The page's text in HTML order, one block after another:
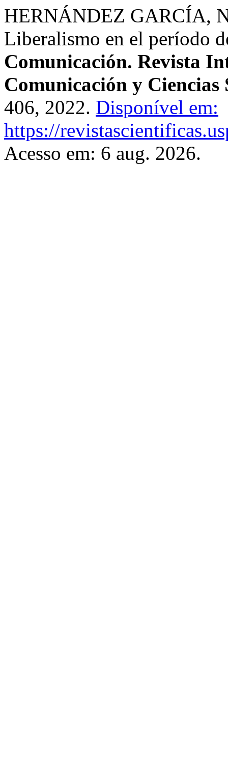
HERNÁNDEZ GARCÍA,
Liberalismo en el período
Comunicación. Revista
Comunicación y Ciencias
406, 2022. Disponível em:
https://
Acesso em: 6 aug. 2026.